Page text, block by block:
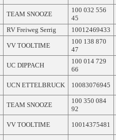
TEAM SNOOZE
100 032 556
45
RV Freiweg Serrig 10012469433
VV TOOLTIME
100 138 870
47
UC DIPPACH
100 014 729
66
UCN ETTELBRUCK 10083076945
TEAM SNOOZE
100 350 084
92
VV TOOLTIME 10014375481